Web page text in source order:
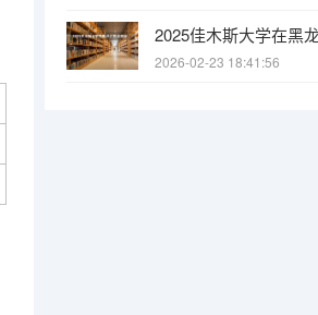
2026-02-23 18:41:56